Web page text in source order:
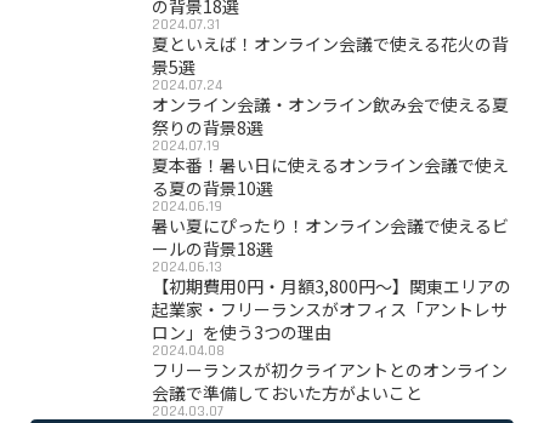
の背景18選
2024.07.31
夏といえば！オンライン会議で使える花火の背
景5選
2024.07.24
オンライン会議・オンライン飲み会で使える夏
祭りの背景8選
2024.07.19
夏本番！暑い日に使えるオンライン会議で使え
る夏の背景10選
2024.06.19
暑い夏にぴったり！オンライン会議で使えるビ
ールの背景18選
2024.06.13
【初期費用0円・月額3,800円〜】関東エリアの
起業家・フリーランスがオフィス「アントレサ
ロン」を使う3つの理由
2024.04.08
フリーランスが初クライアントとのオンライン
会議で準備しておいた方がよいこと
2024.03.07